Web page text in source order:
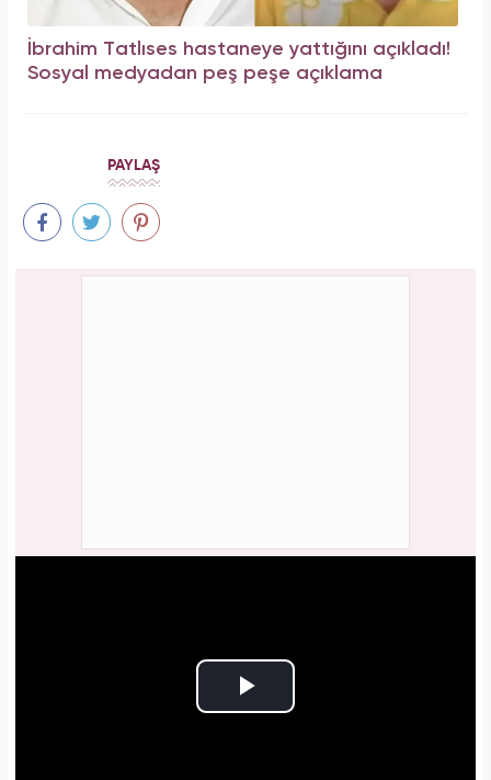
İbrahim Tatlıses hastaneye yattığını açıkladı!
Sosyal medyadan peş peşe açıklama
PAYLAŞ